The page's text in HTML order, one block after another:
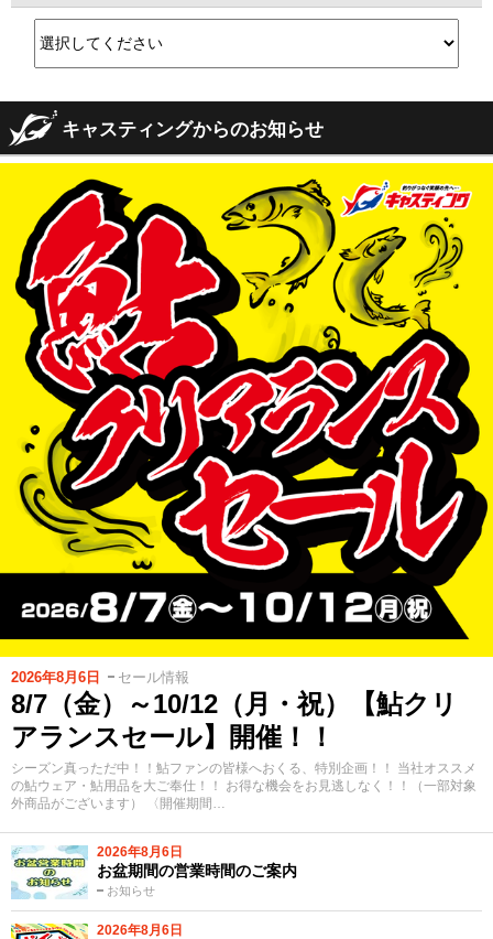
キャスティングからのお知らせ
2026年8月6日 セール情報
8/7（金）～10/12（月・祝）【鮎クリ
アランスセール】開催！！
シーズン真っただ中！！鮎ファンの皆様へおくる、特別企画！！ 当社オススメ
の鮎ウェア・鮎用品を大ご奉仕！！ お得な機会をお見逃しなく！！（一部対象
外商品がございます） 〈開催期間…
2026年8月6日
お知らせ
お盆期間の営業時間のご案内
2026年8月6日